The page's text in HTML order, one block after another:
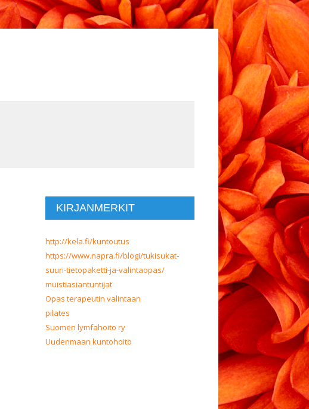
KIRJANMERKIT
http://kela.fi/kuntoutus
https://www.napra.fi/blogi/tukisukat-
suuri-tietopaketti-ja-valintaopas/
muistiasiantuntijat
Opas terapeutin valintaan
pilates
Suomen lymfahoito ry
Uudenmaan kuntohoito